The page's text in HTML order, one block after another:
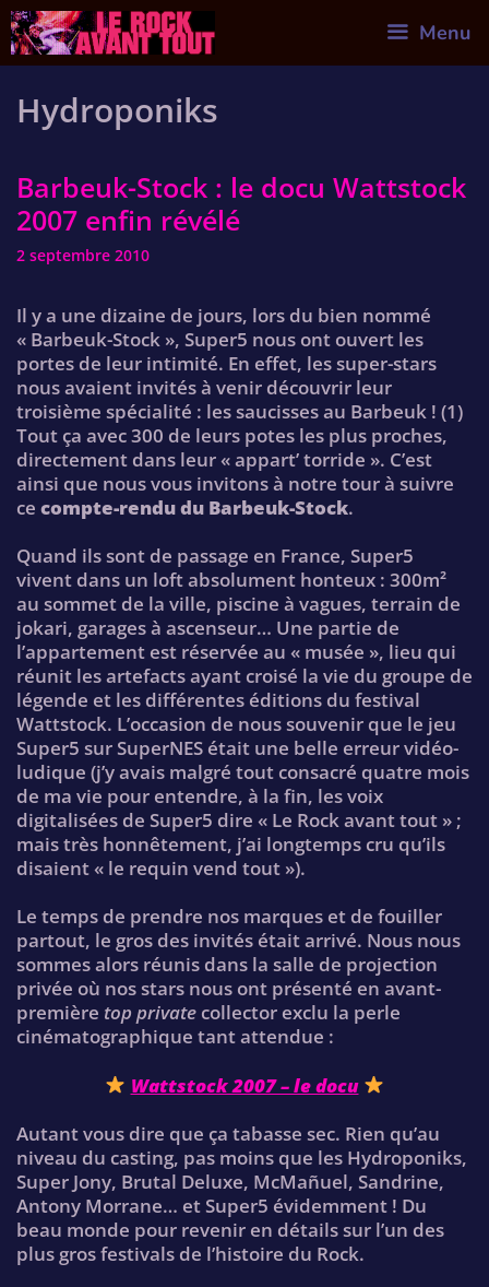
Skip
to
content
Menu
Hydroponiks
Barbeuk-Stock : le docu Wattstock
2007 enfin révélé
2 septembre 2010
Il y a une dizaine de jours, lors du bien nommé
« Barbeuk-Stock », Super5 nous ont ouvert les
portes de leur intimité. En effet, les super-stars
nous avaient invités à venir découvrir leur
troisième spécialité : les saucisses au Barbeuk ! (1)
Tout ça avec 300 de leurs potes les plus proches,
directement dans leur « appart’ torride ». C’est
ainsi que nous vous invitons à notre tour à suivre
ce compte-rendu du Barbeuk-Stock.
Quand ils sont de passage en France, Super5
vivent dans un loft absolument honteux : 300m²
au sommet de la ville, piscine à vagues, terrain de
jokari, garages à ascenseur… Une partie de
l’appartement est réservée au « musée », lieu qui
réunit les artefacts ayant croisé la vie du groupe de
légende et les différentes éditions du festival
Wattstock. L’occasion de nous souvenir que le jeu
Super5 sur SuperNES était une belle erreur vidéo-
ludique (j’y avais malgré tout consacré quatre mois
de ma vie pour entendre, à la fin, les voix
digitalisées de Super5 dire « Le Rock avant tout » ;
mais très honnêtement, j’ai longtemps cru qu’ils
disaient « le requin vend tout »).
Le temps de prendre nos marques et de fouiller
partout, le gros des invités était arrivé. Nous nous
sommes alors réunis dans la salle de projection
privée où nos stars nous ont présenté en avant-
première top private collector exclu la perle
cinématographique tant attendue :
Wattstock 2007 – le docu
Autant vous dire que ça tabasse sec. Rien qu’au
niveau du casting, pas moins que les Hydroponiks,
Super Jony, Brutal Deluxe, McMañuel, Sandrine,
Antony Morrane… et Super5 évidemment ! Du
beau monde pour revenir en détails sur l’un des
plus gros festivals de l’histoire du Rock.